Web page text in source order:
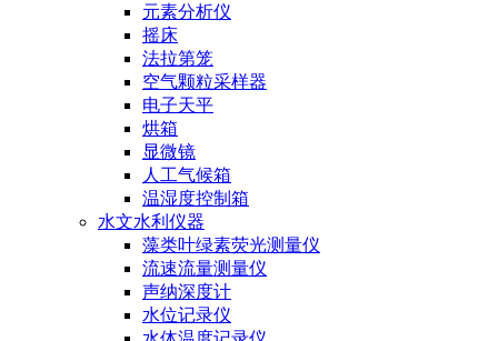
元素分析仪
摇床
法拉第笼
空气颗粒采样器
电子天平
烘箱
显微镜
人工气候箱
温湿度控制箱
水文水利仪器
藻类叶绿素荧光测量仪
流速流量测量仪
声纳深度计
水位记录仪